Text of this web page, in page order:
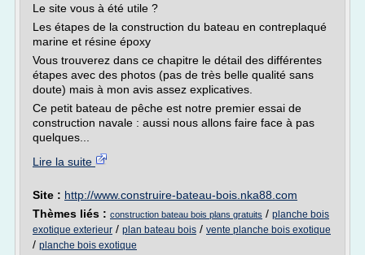
Le site vous à été utile ?
Les étapes de la construction du bateau en contreplaqué
marine et résine époxy
Vous trouverez dans ce chapitre le détail des différentes
étapes avec des photos (pas de très belle qualité sans
doute) mais à mon avis assez explicatives.
Ce petit bateau de pêche est notre premier essai de
construction navale : aussi nous allons faire face à pas
quelques...
Lire la suite
Site : http://www.construire-bateau-bois.nka88.com
Thèmes liés : construction bateau bois plans gratuits / planche bois
exotique exterieur / plan bateau bois / vente planche bois exotique
/ planche bois exotique